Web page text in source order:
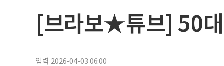
[브라보★튜브] 50대
입력 2026-04-03 06:00